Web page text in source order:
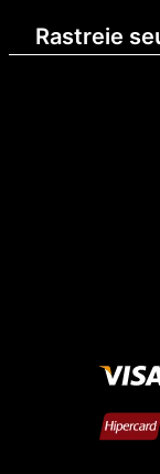
Rastreie